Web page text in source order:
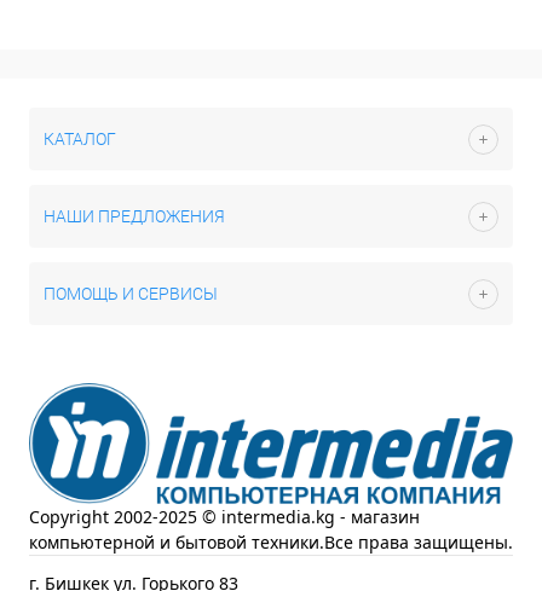
КАТАЛОГ
НАШИ ПРЕДЛОЖЕНИЯ
ПОМОЩЬ И СЕРВИСЫ
Copyright 2002-2025 © intermedia.kg - магазин
компьютерной и бытовой техники.Все права защищены.
г. Бишкек ул. Горького 83